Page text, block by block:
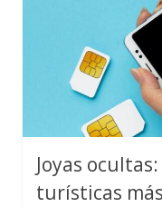
Joyas
turísticas